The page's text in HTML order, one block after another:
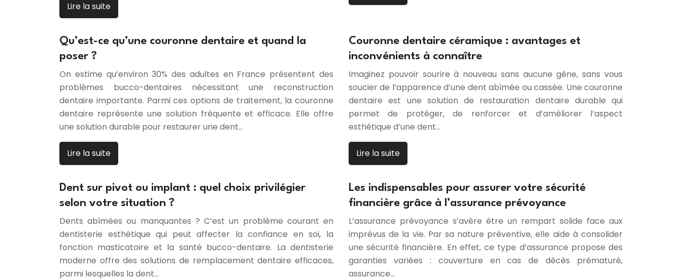
Lire la suite
Qu’est-ce qu’une couronne dentaire et quand la
poser ?
On estime qu’environ 30% des adultes en France présentent des
problèmes bucco-dentaires nécessitant une reconstruction
dentaire importante. Parmi ces options de traitement, la couronne
dentaire représente une solution fréquente et efficace. Elle offre
une solution durable pour restaurer une dent…
Lire la suite
Couronne dentaire céramique : avantages et
inconvénients à connaître
Imaginez pouvoir sourire à nouveau sans aucune gêne, sans vous
soucier de l’apparence d’une dent abîmée ou cassée. Une couronne
dentaire est une solution de restauration dentaire durable qui
permet de protéger, de renforcer et d’améliorer l’aspect
esthétique d’une dent…
Lire la suite
Dent sur pivot ou implant : quel choix privilégier
selon votre situation ?
Dents abîmées ou manquantes ? C’est un problème courant en
dentisterie esthétique qui peut affecter la confiance en soi, la
fonction masticatoire et la santé bucco-dentaire. La dentisterie
moderne offre des solutions de remplacement dentaire efficaces,
parmi lesquelles la dent…
Les indispensables pour assurer votre sécurité
financière grâce à l’assurance prévoyance
L’assurance prévoyance s’avère être un rempart solide face aux
imprévus de la vie. Par sa nature préventive, elle aide à consolider
une sécurité financière. En effet, ce type d’assurance propose des
garanties variées : couverture en cas de décès prématuré,
assurance…